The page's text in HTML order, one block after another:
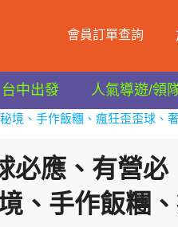
會員訂單查詢
台中出發 人氣導遊/領
境、手作飯糰、瘋狂歪歪球、
必應、有營必
、手作飯糰